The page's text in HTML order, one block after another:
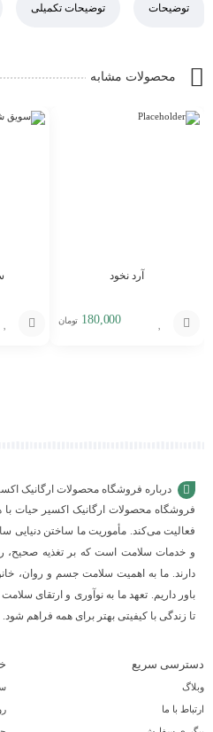
توضیحات توضیحات تکمیلی
محصولات مشابه
آرد نخود
180,000 تومان
درباره فروشگاه محصولات ارگانیک
فروشگاه محصولات ارگانیک اکسیر حیات
فعالیت می‌کند. مأموریت ما ساختن دنیایی
و خدمات سلامت است که بر تغذیه صحیح،
دارند. ما به اهمیت سلامت جسم و روان،
باور داریم. تعهد ما به نوآوری و ارتقای
تا زندگی با کیفیتی بهتر برای همه فراهم شود.
دسترسی سریع
وبلاگ
ارتباط با ما